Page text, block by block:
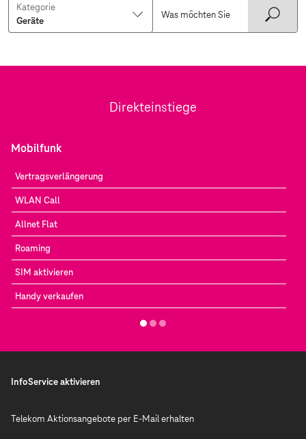
Kategorie
Direkteinstiege
Mobilfunk
Vertragsverlängerung
WLAN Call
Allnet Flat
Roaming
SIM aktivieren
Handy verkaufen
InfoService aktivieren
Telekom Aktionsangebote per E-Mail erhalten